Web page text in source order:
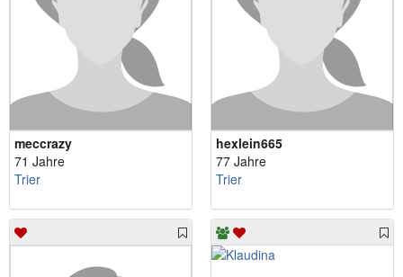
meccrazy
71 Jahre
Trier
hexlein665
77 Jahre
Trier